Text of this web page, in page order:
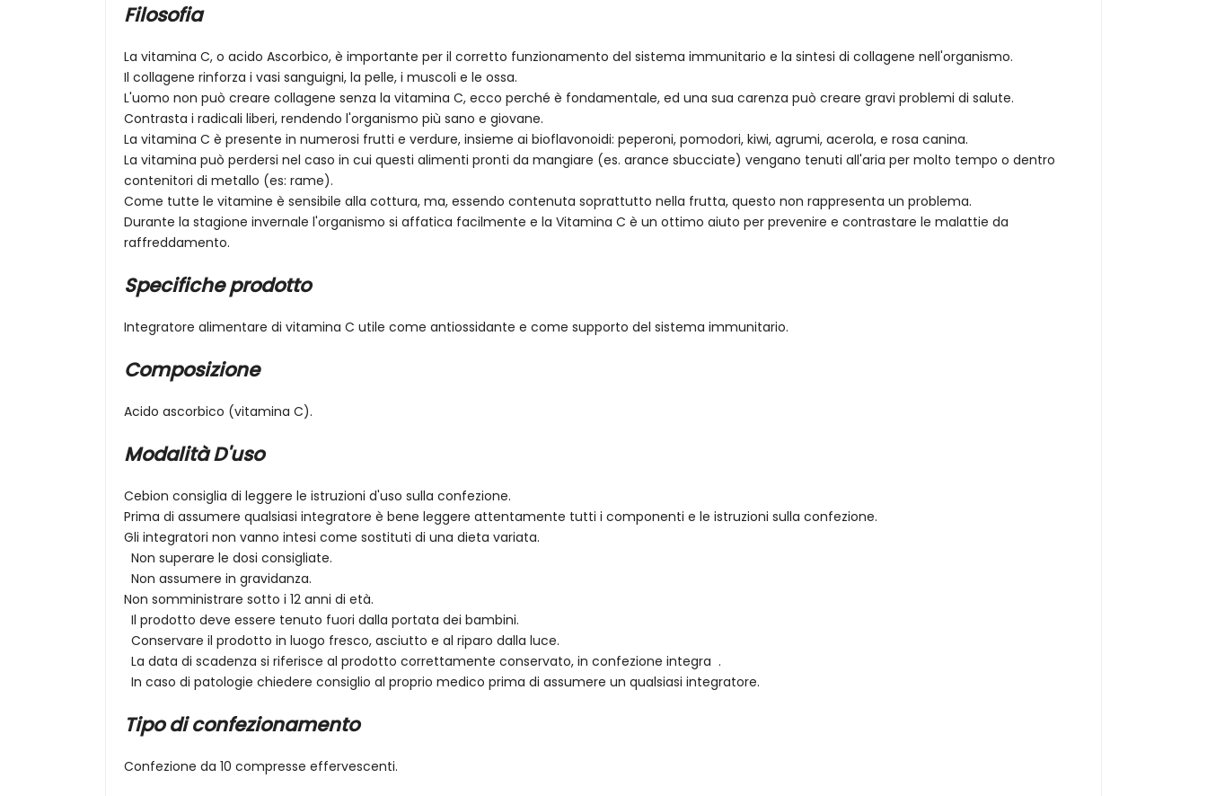
Filosofia
La vitamina C, o acido Ascorbico, è importante per il corretto funzionamento del sistema immunitario e la sintesi di collagene nell'organismo.
Il collagene rinforza i vasi sanguigni, la pelle, i muscoli e le ossa.
L'uomo non può creare collagene senza la vitamina C, ecco perché è fondamentale, ed una sua carenza può creare gravi problemi di salute.
Contrasta i radicali liberi, rendendo l'organismo più sano e giovane.
La vitamina C è presente in numerosi frutti e verdure, insieme ai bioflavonoidi: peperoni, pomodori, kiwi, agrumi, acerola, e rosa canina.
La vitamina può perdersi nel caso in cui questi alimenti pronti da mangiare (es. arance sbucciate) vengano tenuti all'aria per molto tempo o dentro
contenitori di metallo (es: rame).
Come tutte le vitamine è sensibile alla cottura, ma, essendo contenuta soprattutto nella frutta, questo non rappresenta un problema.
Durante la stagione invernale l'organismo si affatica facilmente e la Vitamina C è un ottimo aiuto per prevenire e contrastare le malattie da
raffreddamento.
Specifiche prodotto
Integratore alimentare di vitamina C utile come antiossidante e come supporto del sistema immunitario.
Composizione
Acido ascorbico (vitamina C).
Modalità D'uso
Cebion consiglia di leggere le istruzioni d'uso sulla confezione.
Prima di assumere qualsiasi integratore è bene leggere attentamente tutti i componenti e le istruzioni sulla confezione.
Gli integratori non vanno intesi come sostituti di una dieta variata.
Non superare le dosi consigliate.
Non assumere in gravidanza.
Non somministrare sotto i 12 anni di età.
Il prodotto deve essere tenuto fuori dalla portata dei bambini.
Conservare il prodotto in luogo fresco, asciutto e al riparo dalla luce.
La data di scadenza si riferisce al prodotto correttamente conservato, in confezione integra .
In caso di patologie chiedere consiglio al proprio medico prima di assumere un qualsiasi integratore.
Tipo di confezionamento
Confezione da 10 compresse effervescenti.